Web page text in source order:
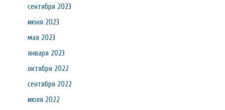
сентября 2023
июня 2023
мая 2023
января 2023
октября 2022
сентября 2022
июля 2022